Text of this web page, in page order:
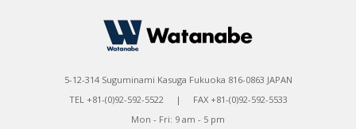
5-12-314 Suguminami Kasuga Fukuoka 816-0863 JAPAN
TEL +81-(0)92-592-5522 | FAX +81-(0)92-592-5533
Mon - Fri: 9 am - 5 pm